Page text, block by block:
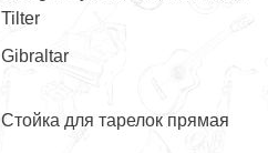
Tilter
Gibraltar
Стойка для тарелок прямая